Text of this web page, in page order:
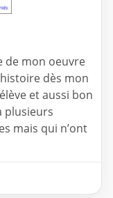
de mon oeuvre
dès mon
et aussi bon
plusieurs
mais qui n’ont